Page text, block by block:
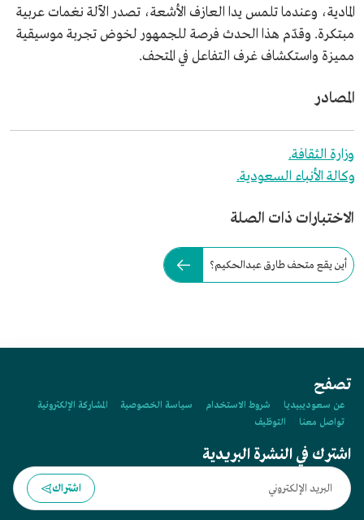
المادية، وعندما تلمس يدا العازف الأشعة، تصدر الآلة نغمات عربية
مبتكرة. وقدّم هذا الحدث فرصة للجمهور لخوض تجربة موسيقية
مميزة واستكشاف غرف التفاعل في المتحف.
المصادر
وزارة الثقافة.
وكالة الأنباء السعودية.
الاختبارات ذات الصلة
أين يقع متحف طارق عبدالحكيم؟
تصفح
عن سعوديبيديا شروط الاستخدام سياسة الخصوصية
المشاركة الإلكترونية
تواصل معنا
التوظيف
اشترك في النشرة البريدية
اشتراك